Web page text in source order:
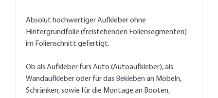
Absolut hochwertiger Aufkleber ohne
Hintergrundfolie (freistehenden Foliensegmenten)
im Folienschnitt gefertigt.
Ob als Aufkleber fürs Auto (Autoaufkleber), als
Wandaufkleber oder für das Bekleben an Möbeln,
Schränken, sowie für die Montage an Booten,